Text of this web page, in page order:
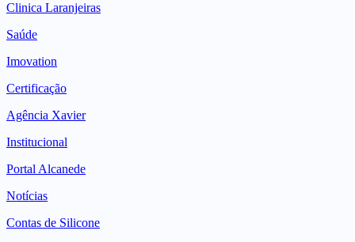
Clinica Laranjeiras
Saúde
Imovation
Certificação
Agência Xavier
Institucional
Portal Alcanede
Notícias
Contas de Silicone